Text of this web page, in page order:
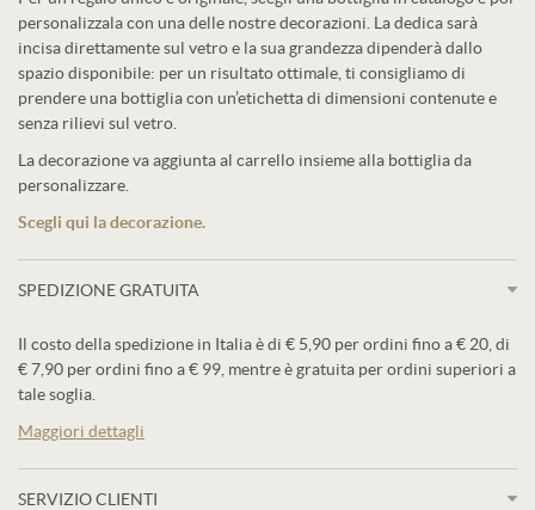
personalizzala con una delle nostre decorazioni. La dedica sarà
incisa direttamente sul vetro e la sua grandezza dipenderà dallo
spazio disponibile: per un risultato ottimale, ti consigliamo di
prendere una bottiglia con un’etichetta di dimensioni contenute e
senza rilievi sul vetro.
La decorazione va aggiunta al carrello insieme alla bottiglia da
personalizzare.
Scegli qui la decorazione.
SPEDIZIONE GRATUITA
Il costo della spedizione in Italia è di € 5,90 per ordini fino a € 20, di
€ 7,90 per ordini fino a € 99, mentre è gratuita per ordini superiori a
tale soglia.
Maggiori dettagli
SERVIZIO CLIENTI